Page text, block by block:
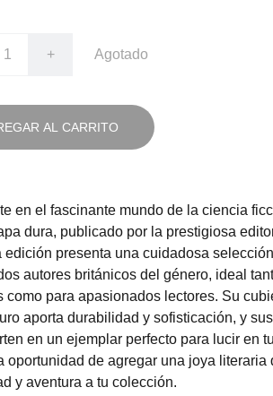
+ Agotado
AL CARRITO
en el fascinante mundo de la ciencia
dura, publicado por la prestigiosa
edición presenta una cuidadosa
autores británicos del género, ideal
como para apasionados lectores. Su
aporta durabilidad y sofisticación, y
en un ejemplar perfecto para lucir en
oportunidad de agregar una joya literaria
y aventura a tu colección.